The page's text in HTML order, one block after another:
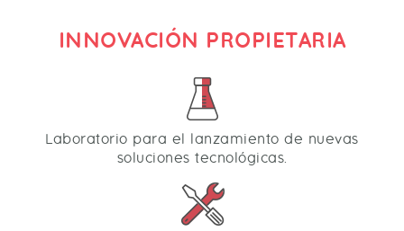
INNOVACIÓN PROPIETARIA
Laboratorio para el lanzamiento de nuevas
soluciones tecnológicas.